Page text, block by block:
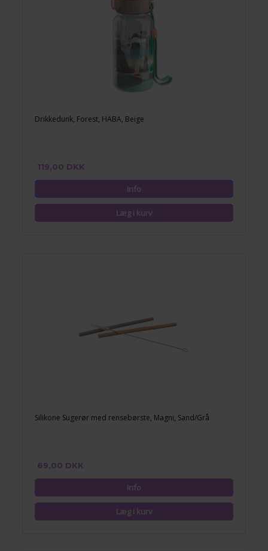
Drikkedunk, Forest, HABA, Beige
119,00 DKK
Silikone Sugerør med rensebørste, Magni, Sand/Grå
69,00 DKK